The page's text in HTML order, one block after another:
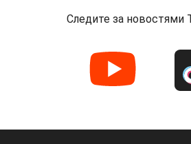
Следите за новостями